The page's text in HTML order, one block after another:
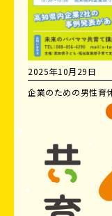
2025年10月29日
企業のための男性育